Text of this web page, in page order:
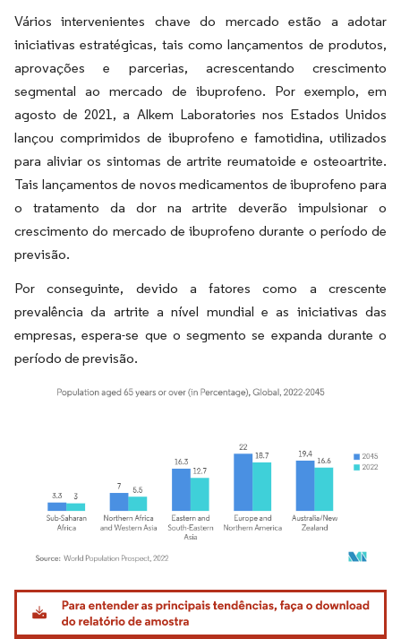
Vários intervenientes chave do mercado estão a adotar
iniciativas estratégicas, tais como lançamentos de produtos,
aprovações e parcerias, acrescentando crescimento
segmental ao mercado de ibuprofeno. Por exemplo, em
agosto de 2021, a Alkem Laboratories nos Estados Unidos
lançou comprimidos de ibuprofeno e famotidina, utilizados
para aliviar os sintomas de artrite reumatoide e osteoartrite.
Tais lançamentos de novos medicamentos de ibuprofeno para
o tratamento da dor na artrite deverão impulsionar o
crescimento do mercado de ibuprofeno durante o período de
previsão.
Por conseguinte, devido a fatores como a crescente
prevalência da artrite a nível mundial e as iniciativas das
empresas, espera-se que o segmento se expanda durante o
período de previsão.
Imagem © Mordor Intelligence. O reuso requer atribuição conforme CC BY 4.0.